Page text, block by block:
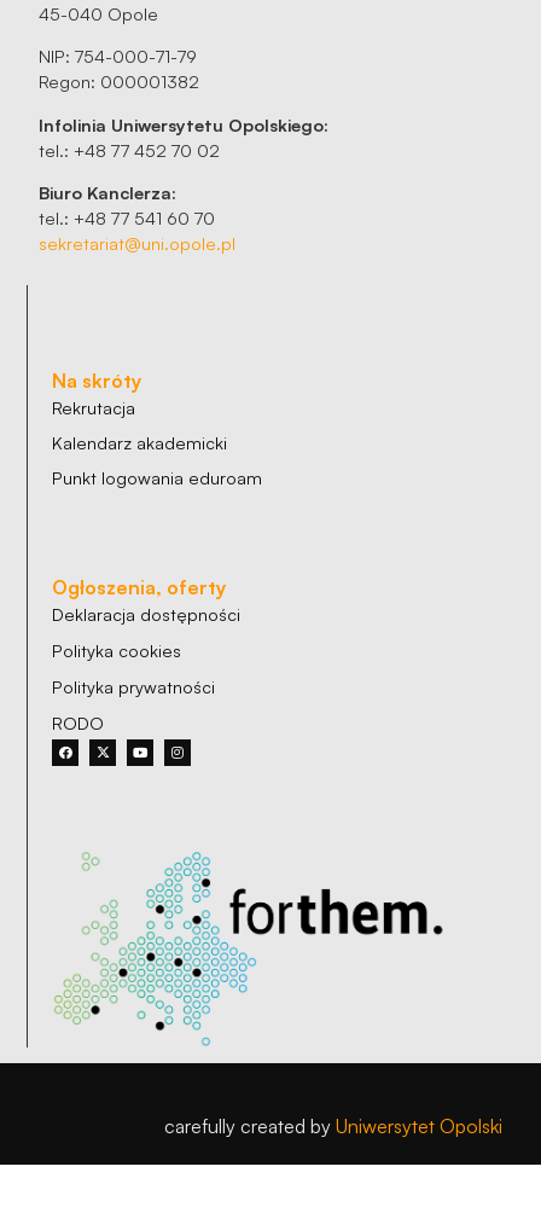
45-040 Opole
NIP: 754-000-71-79
Regon: 000001382
Infolinia Uniwersytetu Opolskiego:
tel.: +48 77 452 70 02
Biuro Kanclerza:
tel.: +48 77 541 60 70
sekretariat@uni.opole.pl
Na skróty
Rekrutacja
Kalendarz akademicki
Punkt logowania eduroam
Ogłoszenia, oferty
Deklaracja dostępności
Polityka cookies
Polityka prywatności
RODO
carefully created by Uniwersytet Opolski